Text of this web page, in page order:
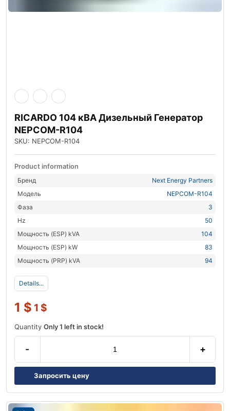
RICARDO 104 кВА Дизельный Генератор
NEPCOM-R104
SKU: NEPCOM-R104
Product information
Бренд
Next Energy Partners
Модель
NEPCOM-R104
Фаза
3
Hz
50
Мощность (ESP) kVA
104
Мощность (ESP) kW
83
Мощность (PRP) kVA
94
Details...
1 $ 1 $
Quantity Only 1 left in stock!
- +
Запросить цену